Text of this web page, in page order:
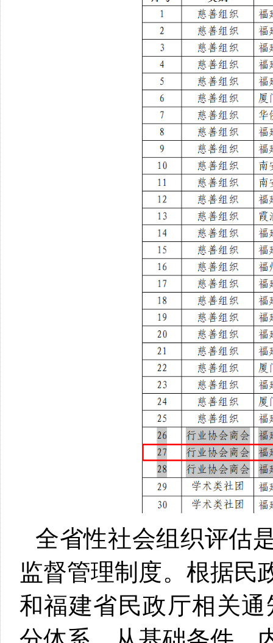
全省性社会组织评估
监督管理制度。根据民
和福建省民政厅相关